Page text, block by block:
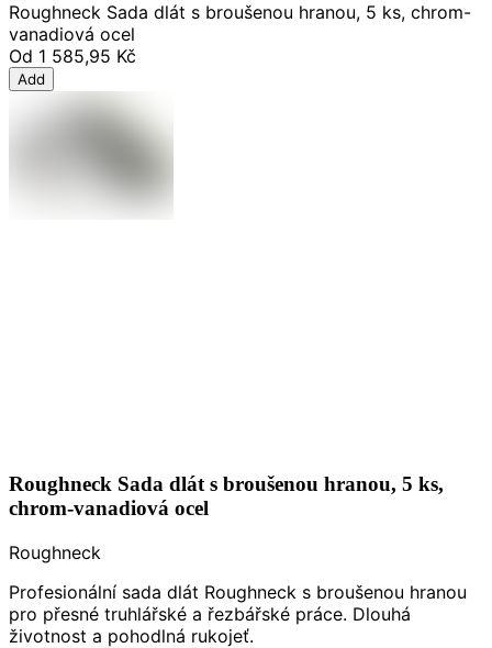
Roughneck Sada dlát s broušenou hranou, 5 ks, chrom-
vanadiová ocel
Od 1 585,95 Kč
Add
Roughneck Sada dlát s broušenou hranou, 5 ks,
chrom-vanadiová ocel
Roughneck
Profesionální sada dlát Roughneck s broušenou hranou
pro přesné truhlářské a řezbářské práce. Dlouhá
životnost a pohodlná rukojeť.